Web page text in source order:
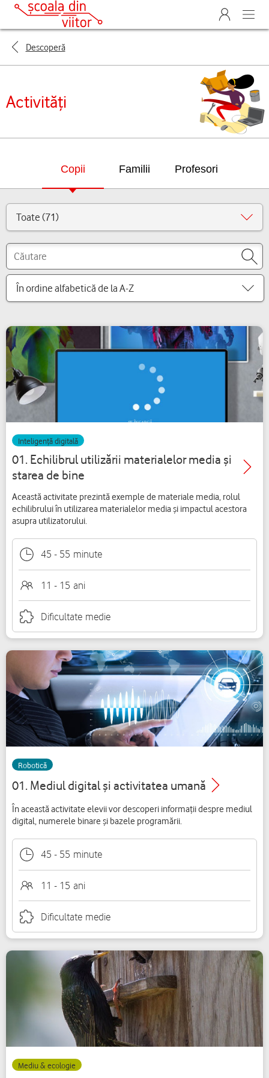
Descoperă
Activități
Copii Familii Profesori
Toate (71)
În ordine alfabetică de la A-Z
Inteligență digitală
01. Echilibrul utilizării materialelor media și
starea de bine
Această activitate prezintă exemple de materiale media, rolul
echilibrului în utilizarea materialelor media și impactul acestora
asupra utilizatorului.
45 - 55 minute
11 - 15 ani
Dificultate medie
Robotică
01. Mediul digital și activitatea umană
În această activitate elevii vor descoperi informații despre mediul
digital, numerele binare și bazele programării.
45 - 55 minute
11 - 15 ani
Dificultate medie
Mediu & ecologie